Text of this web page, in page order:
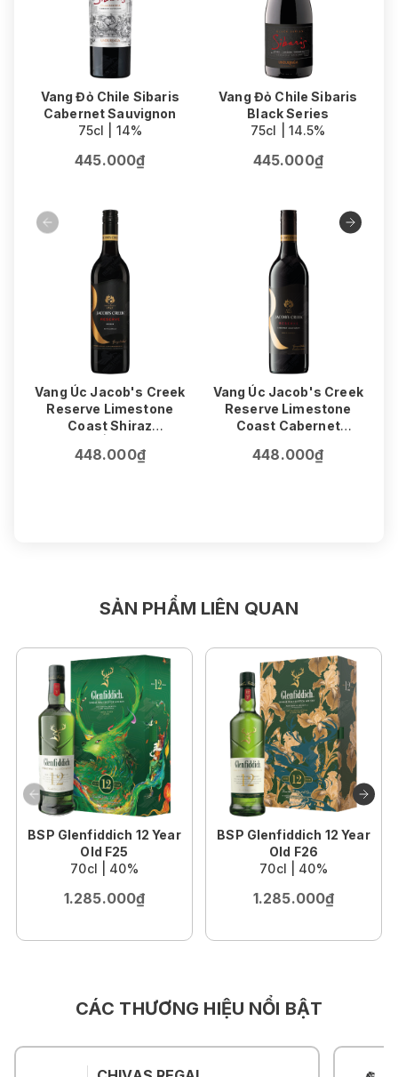
Vang Đỏ Chile Sibaris
Cabernet Sauvignon
75cl | 14%
445.000₫
Vang Đỏ Chile Sibaris
Black Series
75cl | 14.5%
445.000₫
Vang Úc Jacob's Creek
Reserve Limestone
Coast Shiraz
448.000₫
Vang Úc Jacob's Creek
Reserve Limestone
Coast Cabernet
75cl | 14.1%
448.000₫
SẢN PHẨM LIÊN QUAN
BSP Glenfiddich 12 Year
Old F25
70cl | 40%
1.285.000₫
BSP Glenfiddich 12 Year
Old F26
70cl | 40%
1.285.000₫
CÁC THƯƠNG HIỆU NỔI BẬT